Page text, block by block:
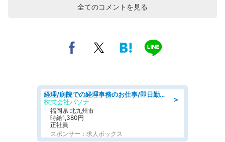
全てのコメントを見る
＞
経理/病院での経理事務のお仕事/即日勤務可/車通勤可/経理/一般事務
株式会社パソナ
福岡県 北九州市
時給1,380円
正社員
スポンサー：求人ボックス